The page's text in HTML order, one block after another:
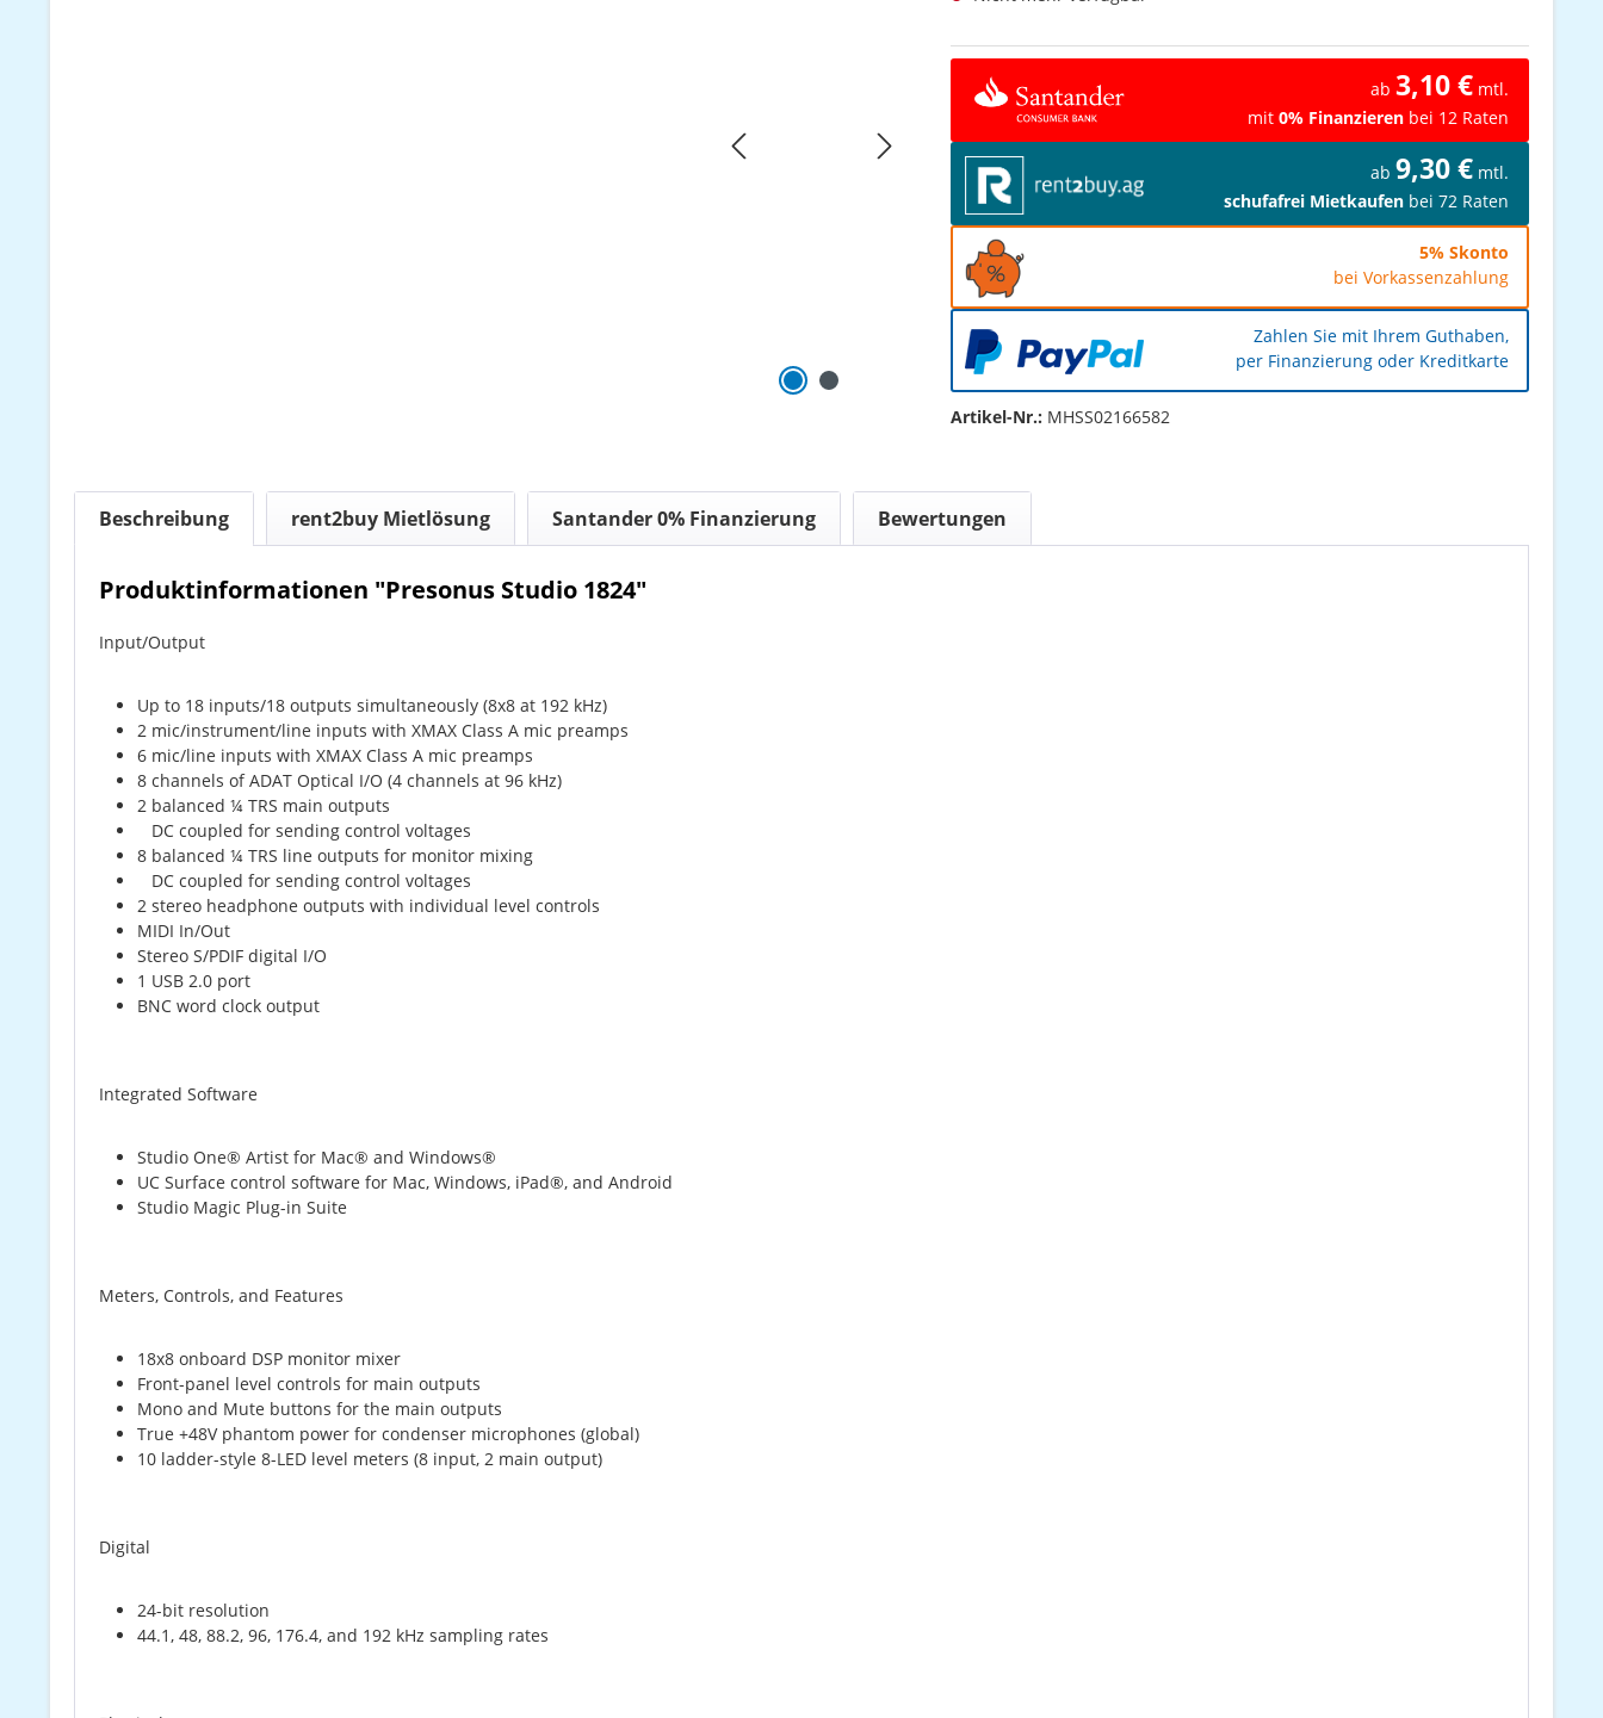
ab 3,10 € mtl.
mit 0% Finanzieren bei 12 Raten
ab 9,30 € mtl.
schufafrei Mietkaufen bei 72 Raten
5% Skonto
bei Vorkassenzahlung
Zahlen Sie mit Ihrem Guthaben,
per Finanzierung oder Kreditkarte
Artikel-Nr.: MHSS02166582
Beschreibung rent2buy Mietlösung Santander 0% Finanzierung Bewertungen
Produktinformationen "Presonus Studio 1824"
Input/Output
Up to 18 inputs/18 outputs simultaneously (8x8 at 192 kHz)
2 mic/instrument/line inputs with XMAX Class A mic preamps
6 mic/line inputs with XMAX Class A mic preamps
8 channels of ADAT Optical I/O (4 channels at 96 kHz)
2 balanced ¼ TRS main outputs
DC coupled for sending control voltages
8 balanced ¼ TRS line outputs for monitor mixing
DC coupled for sending control voltages
2 stereo headphone outputs with individual level controls
MIDI In/Out
Stereo S/PDIF digital I/O
1 USB 2.0 port
BNC word clock output
Integrated Software
Studio One® Artist for Mac® and Windows®
UC Surface control software for Mac, Windows, iPad®, and Android
Studio Magic Plug-in Suite
Meters, Controls, and Features
18x8 onboard DSP monitor mixer
Front-panel level controls for main outputs
Mono and Mute buttons for the main outputs
True +48V phantom power for condenser microphones (global)
10 ladder-style 8-LED level meters (8 input, 2 main output)
Digital
24-bit resolution
44.1, 48, 88.2, 96, 176.4, and 192 kHz sampling rates